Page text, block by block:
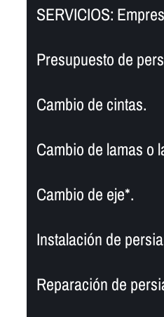
SERVICIOS:
Presupuesto de
Cambio de cintas.
Cambio de lamas o
Cambio de eje*.
Instalación de
Reparación de